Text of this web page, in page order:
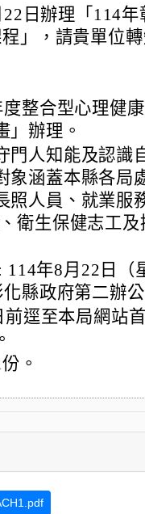
日辦理「114
」，請貴單位
整合型心理健
」辦理。
門人知能及認識
象涵蓋本縣各局
照人員、就業服
衛生保健志工
114年8月22日（
縣政府第二辦
前逕至本局網站
。